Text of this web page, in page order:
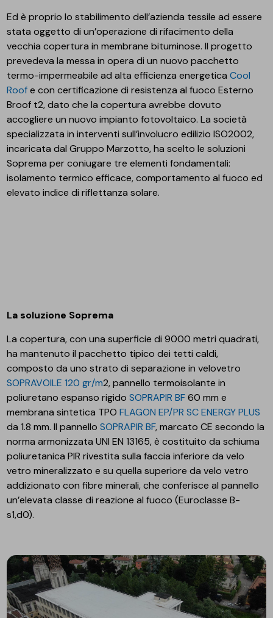
Ed è proprio lo stabilimento dell’azienda tessile ad essere
stata oggetto di un’operazione di rifacimento della
vecchia copertura in membrane bituminose. Il progetto
prevedeva la messa in opera di un nuovo pacchetto
termo-impermeabile ad alta efficienza energeticaCool
Roofe con certificazione di resistenza al fuoco Esterno
Broof t2, dato che la copertura avrebbe dovuto
accogliere un nuovo impianto fotovoltaico. La società
specializzata in interventi sull’involucro edilizio ISO2002,
incaricata dal Gruppo Marzotto, ha scelto le soluzioni
Soprema per coniugare tre elementi fondamentali:
isolamento termico efficace, comportamento al fuoco ed
elevato indice di riflettanza solare.
La soluzione Soprema
La copertura, con una superficie di 9000 metri quadrati,
ha mantenuto il pacchetto tipico dei tetti caldi,
composto da uno strato di separazione in velovetro
SOPRAVOILE 120 gr/m2, pannello termoisolante in
poliuretano espanso rigidoSOPRAPIR BF60 mm e
membrana sintetica TPOFLAGON EP/PR SC ENERGY PLUS
da 1.8 mm. Il pannelloSOPRAPIR BF, marcato CE secondo la
norma armonizzata UNI EN 13165, è costituito da schiuma
poliuretanica PIR rivestita sulla faccia inferiore da velo
vetro mineralizzato e su quella superiore da velo vetro
addizionato con fibre minerali, che conferisce al pannello
un’elevata classe di reazione al fuoco (Euroclasse B-
s1,d0).